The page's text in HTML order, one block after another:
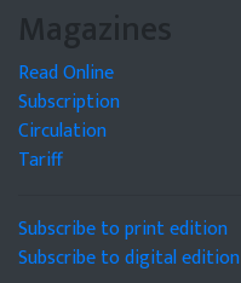
Magazines
Read Online
Subscription
Circulation
Tariff
Subscribe to print edition
Subscribe to digital edition